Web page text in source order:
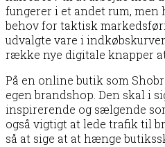
fungerer i et andet rum, men
behov for taktisk
udvalgte vare i
række nye digitale knapper
På en online butik som
egen brandshop. Den skal i
inspirerende og sælgende
også vigtigt at lede trafik til
så at sige at at hænge